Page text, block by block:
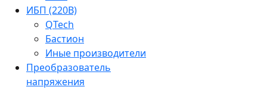
ИБП (220В)
QTech
Бастион
Иные производители
Преобразователь
напряжения